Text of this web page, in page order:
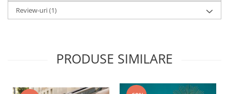
Review-uri(1)
PRODUSE SIMILARE